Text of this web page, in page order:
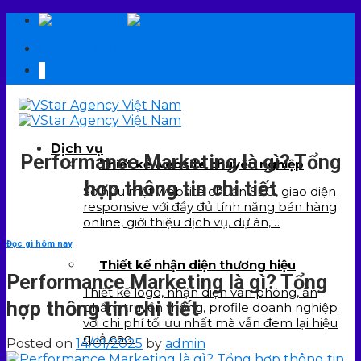
Skip
content
Dịch vụ
Thiết kế website chuyên nghiệp
Sở hữu một website chuẩn SEO, giao diện
responsive với đầy đủ tính năng bán hàng
online, giới thiệu dịch vụ, dự án,…
Thiết kế nhận diện thương hiệu
Thiết kế logo, nhận diện văn phòng, ấn
phẩm truyền thông, profile doanh nghiệp
với chi phí tối ưu nhất mà vẫn đem lại hiệu
quả cao.
Performance Marketing là gì? Tổng
hợp thông tin chi tiết
Đọc gì hôm nay
Performance Marketing là gì? Tổng
hợp thông tin chi tiết
Posted on 14/01/2025 by admin